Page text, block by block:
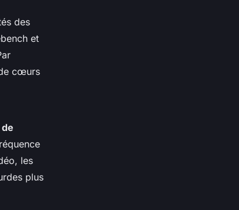
des
et
cœurs
les
plus